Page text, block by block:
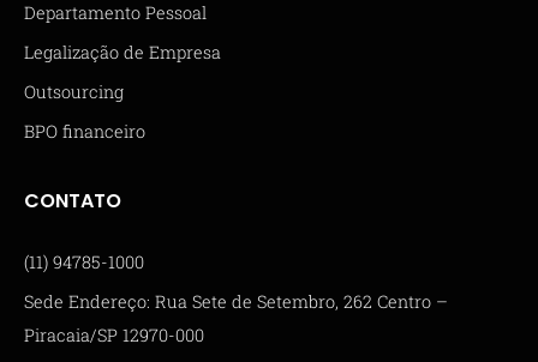
Departamento Pessoal
Legalização de Empresa
Outsourcing
BPO financeiro
CONTATO
(11) 94785-1000
Sede Endereço: Rua Sete de Setembro, 262 Centro –
Piracaia/SP 12970-000